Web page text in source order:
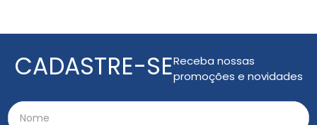
CADASTRE-SEReceba nossas
promoções e novidades